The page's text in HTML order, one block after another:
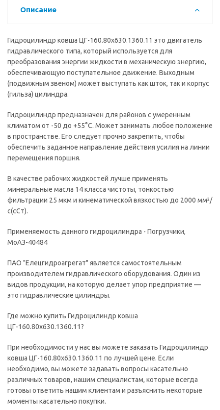
Описание
Гидроцилиндр ковша ЦГ-160.80х630.1360.11 это двигатель
гидравлического типа, который используется для
преобразования энергии жидкости в механическую энергию,
обеспечивающую поступательное движение. Выходным
(подвижным звеном) может выступать как шток, так и корпус
(гильза) цилиндра.
Гидроцилиндр предназначен для районов с умеренным
климатом от -50 до +55°С. Может занимать любое положение
в пространстве. Его следует прочно закрепить, чтобы
обеспечить заданное направление действия усилия на линии
перемещения поршня.
В качестве рабочих жидкостей лучше применять
минеральные масла 14 класса чистоты, тонкостью
фильтрации 25 мкм и кинематической вязкостью до 2000 мм²/
с(сСт).
Применяемость данного гидроцилиндра - Погрузчики,
МоАЗ-40484
ПАО "Елецгидроагрегат" является самостоятельным
производителем гидравлического оборудования. Один из
видов продукции, на которую делает упор предприятие —
это гидравлические цилиндры.
Где можно купить Гидроцилиндр ковша
ЦГ-160.80х630.1360.11?
При необходимости у нас вы можете заказать Гидроцилиндр
ковша ЦГ-160.80х630.1360.11 по лучшей цене. Если
необходимо, вы можете задавать вопросы касательно
различных товаров, нашим специалистам, которые всегда
готовы ответить нашим клиентам и разъяснить некоторые
моменты касательно покупки.